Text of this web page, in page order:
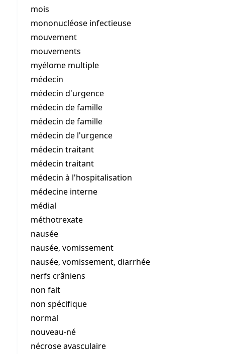
mois
mononucléose infectieuse
mouvement
mouvements
myélome multiple
médecin
médecin d'urgence
médecin de famille
médecin de famille
médecin de l'urgence
médecin traitant
médecin traitant
médecin à l'hospitalisation
médecine interne
médial
méthotrexate
nausée
nausée, vomissement
nausée, vomissement, diarrhée
nerfs crâniens
non fait
non spécifique
normal
nouveau-né
nécrose avasculaire